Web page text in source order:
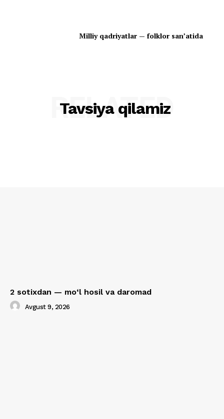
Milliy qadriyatlar — folklor san’atida
Tavsiya qilamiz
RELATED
2 sotixdan — mo‘l hosil va daromad
Avgust 9, 2026